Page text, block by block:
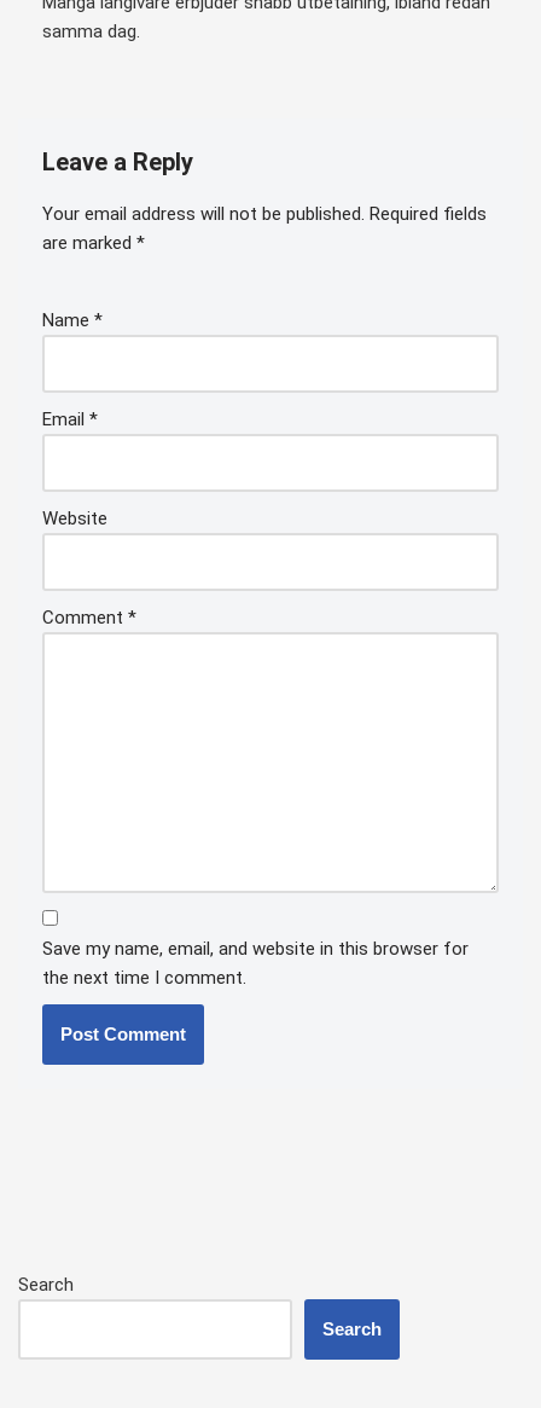
samma dag.
Leave a Reply
Your email address will not be published. Required fields
are marked *
Name *
Email *
Website
Comment *
Save my name, email, and website in this browser for
the next time I comment.
Search
Search